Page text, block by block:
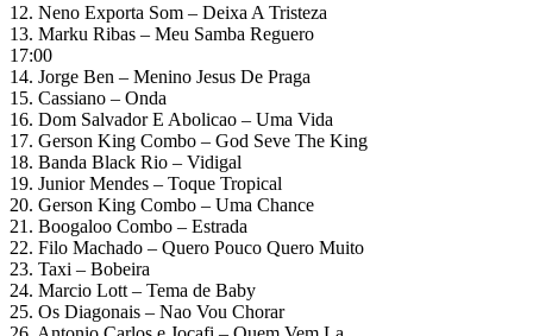
12. Neno Exporta Som – Deixa A Tristeza
13. Marku Ribas – Meu Samba Reguero
17:00
14. Jorge Ben – Menino Jesus De Praga
15. Cassiano – Onda
16. Dom Salvador E Abolicao – Uma Vida
17. Gerson King Combo – God Seve The King
18. Banda Black Rio – Vidigal
19. Junior Mendes – Toque Tropical
20. Gerson King Combo – Uma Chance
21. Boogaloo Combo – Estrada
22. Filo Machado – Quero Pouco Quero Muito
23. Taxi – Bobeira
24. Marcio Lott – Tema de Baby
25. Os Diagonais – Nao Vou Chorar